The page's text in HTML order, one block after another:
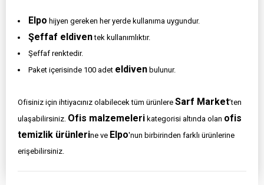
Elpo hijyen gereken her yerde kullanıma uygundur.
Şeffaf eldiventek kullanımlıktır.
Şeffaf renktedir.
Paket içerisinde 100 adet eldiven bulunur.
Ofisiniz için ihtiyacınız olabilecek tüm ürünlere Sarf Market’ten
ulaşabilirsiniz. Ofis malzemeleri kategorisi altında olan ofis
temizlik ürünlerine ve Elpo'nun birbirinden farklı ürünlerine
erişebilirsiniz.